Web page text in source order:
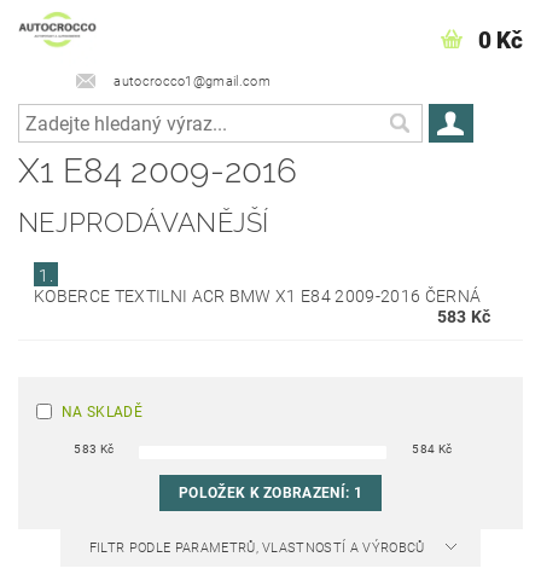
autocrocco1@gmail.com
0 Kč
X1 E84 2009-2016
NEJPRODÁVANĚJŠÍ
1.
KOBERCE TEXTILNI ACR BMW X1 E84 2009-2016 ČERNÁ
583 Kč
NA SKLADĚ
583 Kč 584 Kč
POLOŽEK K ZOBRAZENÍ: 1
FILTR PODLE PARAMETRŮ, VLASTNOSTÍ A VÝROBCŮ